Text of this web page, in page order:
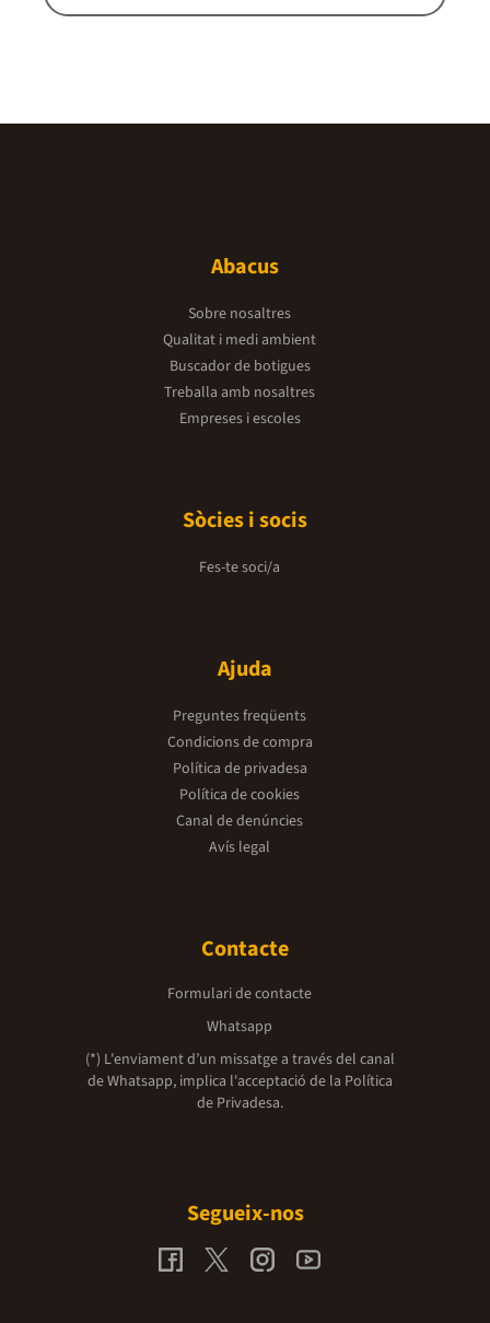
Abacus
Sobre nosaltres
Qualitat i medi ambient
Buscador de botigues
Treballa amb nosaltres
Empreses i escoles
Sòcies i socis
Fes-te soci/a
Ajuda
Preguntes freqüents
Condicions de compra
Política de privadesa
Política de cookies
Canal de denúncies
Avís legal
Contacte
Formulari de contacte
Whatsapp
(*) L'enviament d’un missatge a través del canal
de Whatsapp, implica l'acceptació de la Política
de Privadesa.
Segueix-nos